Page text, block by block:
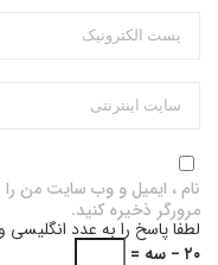
نام ، ایمیل و وب سایت من
مرورگر ذخیره کنید.
لطفا پاسخ را به عدد انگلیسی
۲۰ − سه =